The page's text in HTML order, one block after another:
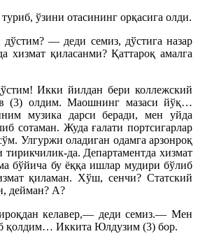
ўзини отасининг орқасига олди.
— деди семиз, дўстига назар
қиласанми? Қаттароқ амалга
Икки йилдан бери коллежский
(3) олдим. Маошнинг мазаси йўқ…
музика дарси беради, мен уйда
сотаман. Жуда ғалати портсигарлар
Улгуржи оладиган одамга арзонроқ
да. Департаментда хизмат
бўйича бу ёққа ишлар мудири бўлиб
қиламан. Хўш, сенчи? Статский
дейман? А?
келавер,— деди семиз.— Мен
қолдим… Иккита Юлдузим (3) бор.